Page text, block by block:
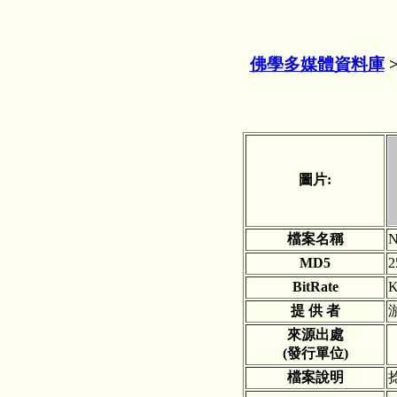
佛學多媒體資料庫
圖片:
檔案名稱
MD5
BitRate
提 供 者
來源出處
(發行單位)
檔案說明